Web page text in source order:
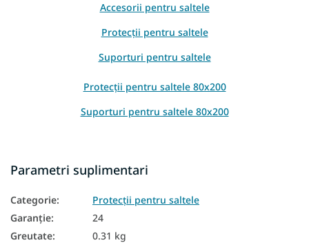
Accesorii pentru saltele
Protecții pentru saltele
Suporturi pentru saltele
Protecții pentru saltele 80x200
Suporturi pentru saltele 80x200
Parametri suplimentari
Categorie:
Protecții pentru saltele
Garanţie:
24
Greutate:
0.31 kg